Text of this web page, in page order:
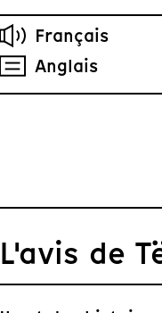
Français
Anglais
L'avis de